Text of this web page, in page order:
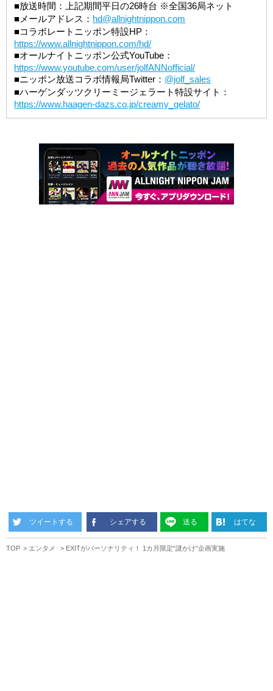
■放送時間：上記期間平日の26時台 ※全国36局ネット
■メールアドレス： hd@allnightnippon.com
■コラボレートニッポン特設HP：
https://www.allnightnippon.com/hd/
■オールナイトニッポン公式YouTube：
https://www.youtube.com/user/jolfANNofficial/
■ニッポン放送コラボ情報局Twitter： @jolf_sales
■ハーゲンダッツクリーミージェラート特設サイト：
https://www.haagen-dazs.co.jp/creamy_gelato/
ツイートする シェアする 送る はてな
TOP エンタメ EXITがパーソナリティ！ 1カ月限定“謎かけ”企画実施